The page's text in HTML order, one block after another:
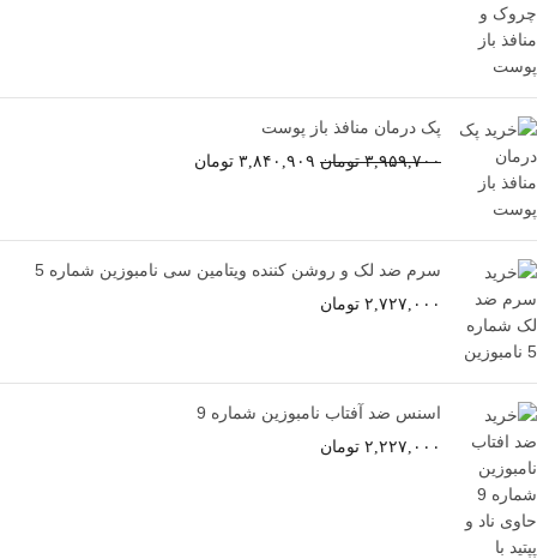
پک درمان منافذ باز پوست
۳,۹۵۹,۷۰۰ تومان ۳,۸۴۰,۹۰۹ تومان
سرم ضد لک و روشن کننده ویتامین سی نامبوزین شماره 5
۲,۷۲۷,۰۰۰ تومان
اسنس ضد آفتاب نامبوزین شماره 9
۲,۲۲۷,۰۰۰ تومان